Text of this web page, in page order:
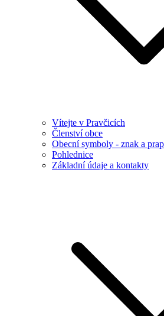
Vítejte v Pravčicích
Členství obce
Obecní symboly - znak a
Pohlednice
Základní údaje a kontakty